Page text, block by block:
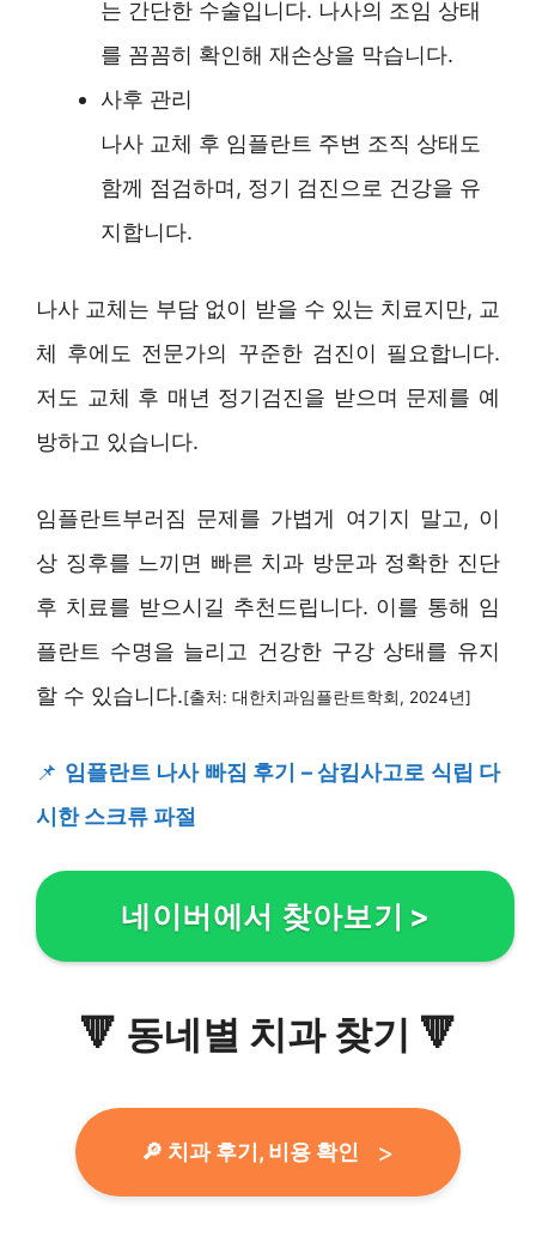
는 간단한 수술입니다. 나사의 조임 상태
를 꼼꼼히 확인해 재손상을 막습니다.
사후 관리
나사 교체 후 임플란트 주변 조직 상태도
함께 점검하며, 정기 검진으로 건강을 유
지합니다.
나사 교체는 부담 없이 받을 수 있는 치료지만, 교
체 후에도 전문가의 꾸준한 검진이 필요합니다.
저도 교체 후 매년 정기검진을 받으며 문제를 예
방하고 있습니다.
임플란트부러짐 문제를 가볍게 여기지 말고, 이
상 징후를 느끼면 빠른 치과 방문과 정확한 진단
후 치료를 받으시길 추천드립니다. 이를 통해 임
플란트 수명을 늘리고 건강한 구강 상태를 유지
할 수 있습니다.[출처: 대한치과임플란트학회, 2024년]
📌 임플란트 나사 빠짐 후기 – 삼킴사고로 식립 다
시한 스크류 파절
네이버에서 찾아보기 >
🔻 동네별 치과 찾기 🔻
🔎 치과 후기, 비용 확인